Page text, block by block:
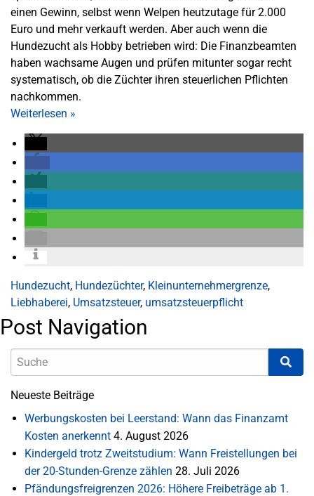
einen Gewinn, selbst wenn Welpen heutzutage für 2.000
Euro und mehr verkauft werden. Aber auch wenn die
Hundezucht als Hobby betrieben wird: Die Finanzbeamten
haben wachsame Augen und prüfen mitunter sogar recht
systematisch, ob die Züchter ihren steuerlichen Pflichten
nachkommen.
Weiterlesen »
Hundezucht, Hundezüchter, Kleinunternehmergrenze,
Liebhaberei, Umsatzsteuer, umsatzsteuerpflicht
Post Navigation
Neueste Beiträge
Werbungskosten bei Leerstand: Wann das Finanzamt
Kosten anerkennt 4. August 2026
Kindergeld trotz Zweitstudium: Wann Freistellungen bei
der 20-Stunden-Grenze zählen 28. Juli 2026
Pfändungsfreigrenzen 2026: Höhere Freibeträge ab 1.